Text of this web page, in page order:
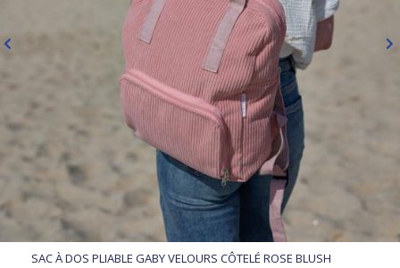
SAC À DOS PLIABLE GABY VELOURS CÔTELÉ ROSE BLUSH